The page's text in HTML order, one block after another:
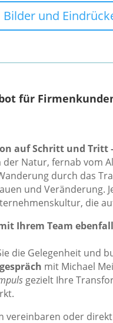
und
für
auf Schritt und Tritt
der Natur, fernab vom
durch das
und Veränderung.
die
Ihrem Team
die Gelegenheit und
mit Michael
gezielt Ihre
vereinbaren oder